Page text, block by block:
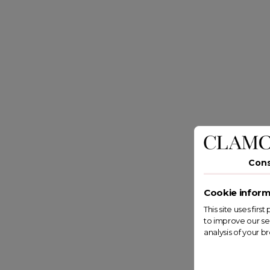
Cookie
This site uses
to improve our
analysis of your